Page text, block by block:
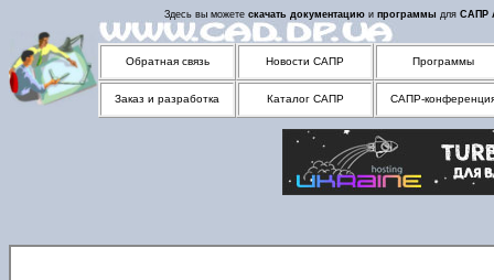
Здесь вы можете скачать документацию и программы для САПР
Обратная связь Новости САПР Программы
Заказ и разработка Каталог САПР САПР-